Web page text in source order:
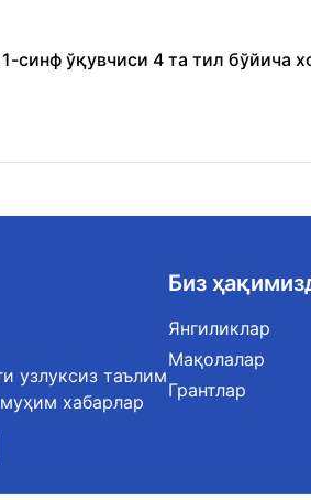
синф ўқувчиси 4 та тил бўйича
узлуксиз таълим
хабарлар
Биз
Янгиликлар
Мақолалар
Грантлар